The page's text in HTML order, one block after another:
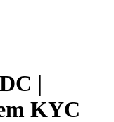
|
KYC